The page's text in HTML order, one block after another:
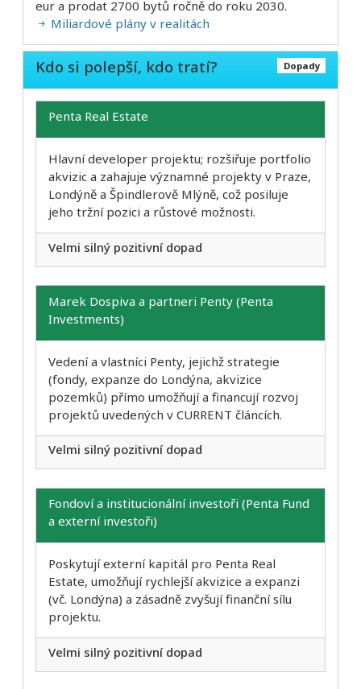
eur a prodat 2700 bytů ročně do roku 2030.
Miliardové plány v realitách
Dopady
Kdo si polepší, kdo tratí?
Penta Real Estate
Hlavní developer projektu; rozšiřuje portfolio
akvizic a zahajuje významné projekty v Praze,
Londýně a Špindlerově Mlýně, což posiluje
jeho tržní pozici a růstové možnosti.
Velmi silný pozitivní dopad
Marek Dospiva a partneri Penty (Penta
Investments)
Vedení a vlastníci Penty, jejichž strategie
(fondy, expanze do Londýna, akvizice
pozemků) přímo umožňují a financují rozvoj
projektů uvedených v CURRENT článcích.
Velmi silný pozitivní dopad
Fondoví a institucionální investoři (Penta Fund
a externí investoři)
Poskytují externí kapitál pro Penta Real
Estate, umožňují rychlejší akvizice a expanzi
(vč. Londýna) a zásadně zvyšují finanční sílu
projektu.
Velmi silný pozitivní dopad